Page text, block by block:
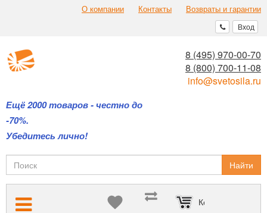
О компании Контакты Возвраты и гарантии
Вход
Ещё 2000 товаров - честно до
-70%.
Убедитесь лично!
8 (495) 970-00-70
8 (800) 700-11-08
info@svetosila.ru
Найти
Корзина пуста